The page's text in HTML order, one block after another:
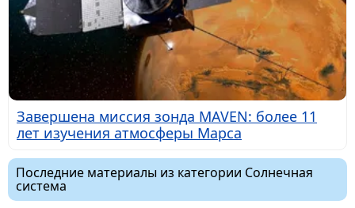
Завершена миссия зонда MAVEN: более 11
лет изучения атмосферы Марса
Последние материалы из категории Солнечная
система